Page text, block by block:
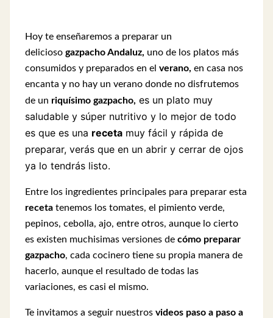
Hoy te enseñaremos a preparar un
delicioso gazpacho Andaluz, uno de los platos más
consumidos y preparados en el verano, en casa nos
encanta y no hay un verano donde no disfrutemos
de un riquísimo gazpacho, es un plato muy
saludable y súper nutritivo y lo mejor de todo
es que es una receta muy fácil y rápida de
preparar, verás que en un abrir y cerrar de ojos
ya lo tendrás listo.
Entre los ingredientes principales para preparar esta
receta tenemos los tomates, el pimiento verde,
pepinos, cebolla, ajo, entre otros, aunque lo cierto
es existen muchisimas versiones de cómo preparar
gazpacho, cada cocinero tiene su propia manera de
hacerlo, aunque el resultado de todas las
variaciones, es casi el mismo.
Te invitamos a seguir nuestros videos paso a paso a